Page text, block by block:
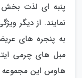
پنبه ای لذت بخش
نمایند. از دیگر
به پنجره های
مبل های چرمی
هاوس این مجموعه